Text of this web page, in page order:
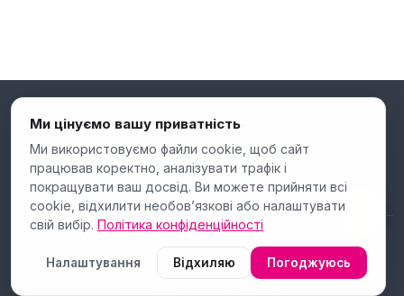
Ми цінуємо вашу приватність
Ми використовуємо файли cookie, щоб сайт
працював коректно, аналізувати трафік і
покращувати ваш досвід. Ви можете прийняти всі
cookie, відхилити необов’язкові або налаштувати
свій вибір. Політика конфіденційності
Налаштування Відхиляю Погоджуюсь